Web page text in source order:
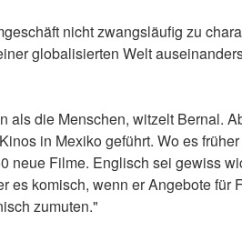
nicht zwangsläufig zu
globalisierten Welt
die Menschen, witzelt Bernal.
in Mexiko geführt. Wo es
neue Filme. Englisch sei gewiss
komisch, wenn er Angebote für
zumuten."